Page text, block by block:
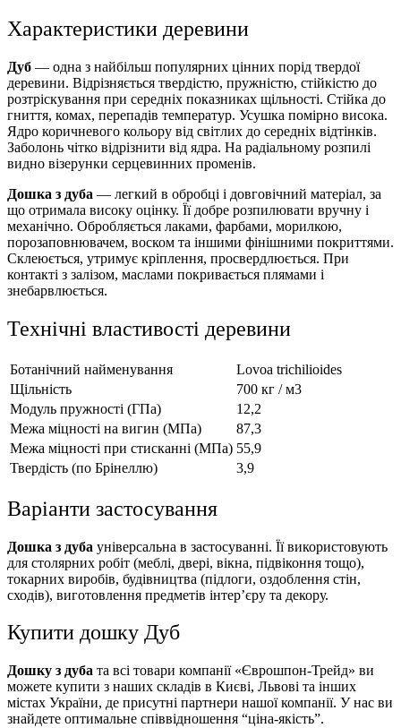
Характеристики деревини
Дуб — одна з найбільш популярних цінних порід твердої
деревини. Відрізняється твердістю, пружністю, стійкістю до
розтріскування при середніх показниках щільності. Стійка до
гниття, комах, перепадів температур. Усушка помірно висока.
Ядро коричневого кольору від світлих до середніх відтінків.
Заболонь чітко відрізнити від ядра. На радіальному розпилі
видно візерунки серцевинних променів.
Дошка з дуба — легкий в обробці і довговічний матеріал, за
що отримала високу оцінку. Її добре розпилювати вручну і
механічно. Обробляється лаками, фарбами, морилкою,
порозаповнювачем, воском та іншими фінішними покриттями.
Склеюється, утримує кріплення, просвердлюється. При
контакті з залізом, маслами покривається плямами і
знебарвлюється.
Технічні властивості деревини
Ботанічний найменування
Lovoa trichilioides
Щільність
700 кг / м3
Модуль пружності (ГПа)
12,2
Межа міцності на вигин (МПа)
87,3
Межа міцності при стисканні (МПа) 55,9
Твердість (по Брінеллю)
3,9
Варіанти застосування
Дошка з дуба універсальна в застосуванні. Її використовують
для столярних робіт (меблі, двері, вікна, підвіконня тощо),
токарних виробів, будівництва (підлоги, оздоблення стін,
сходів), виготовлення предметів інтер’єру та декору.
Купити дошку Дуб
Дошку з дуба та всі товари компанії «Єврошпон-Трейд» ви
можете купити з наших складів в Києві, Львові та інших
містах України, де присутні партнери нашої компанії. У нас ви
знайдете оптимальне співвідношення “ціна-якість”.